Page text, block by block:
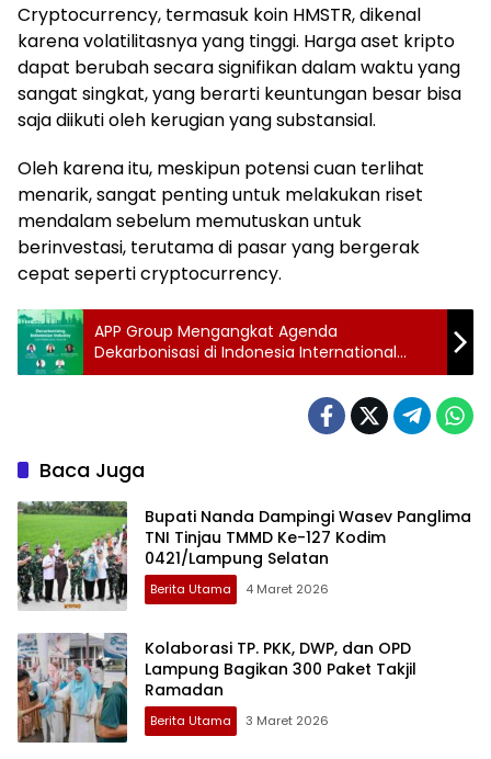
Cryptocurrency, termasuk koin HMSTR, dikenal
karena volatilitasnya yang tinggi. Harga aset kripto
dapat berubah secara signifikan dalam waktu yang
sangat singkat, yang berarti keuntungan besar bisa
saja diikuti oleh kerugian yang substansial.
Oleh karena itu, meskipun potensi cuan terlihat
menarik, sangat penting untuk melakukan riset
mendalam sebelum memutuskan untuk
berinvestasi, terutama di pasar yang bergerak
cepat seperti cryptocurrency.
APP Group Mengangkat Agenda
Dekarbonisasi di Indonesia International
Sustainability Forum 2024
Baca Juga
Bupati Nanda Dampingi Wasev Panglima
TNI Tinjau TMMD Ke-127 Kodim
0421/Lampung Selatan
Berita Utama 4 Maret 2026
Kolaborasi TP. PKK, DWP, dan OPD
Lampung Bagikan 300 Paket Takjil
Ramadan
Berita Utama 3 Maret 2026